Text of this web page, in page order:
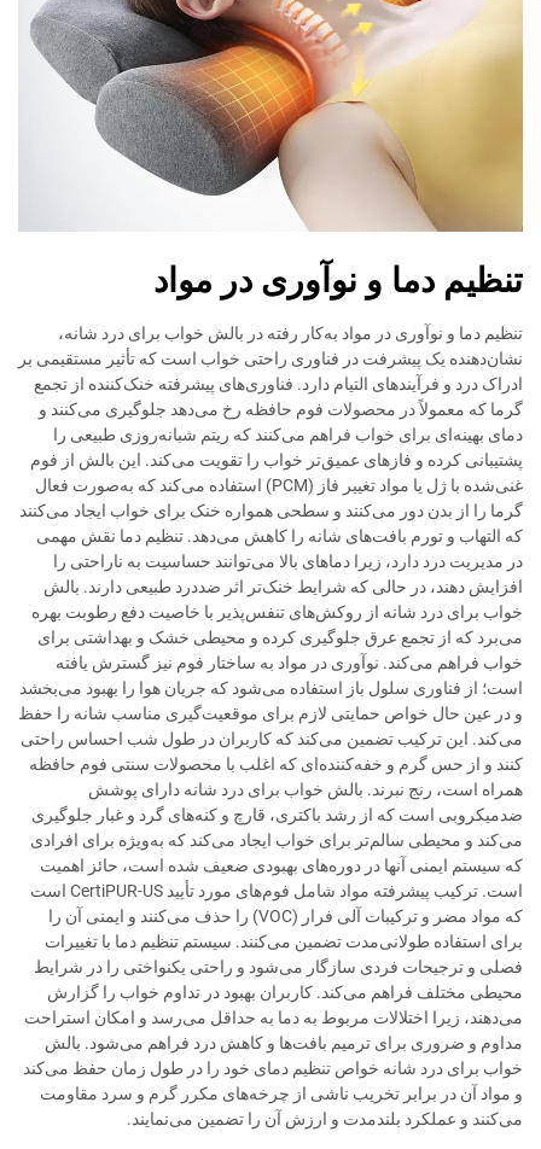
تنظیم دما و نوآوری در مواد
تنظیم دما و نوآوری در مواد به‌کار رفته در بالش خواب برای درد شانه،
نشان‌دهنده یک پیشرفت در فناوری راحتی خواب است که تأثیر مستقیمی بر
ادراک درد و فرآیندهای التیام دارد. فناوری‌های پیشرفته خنک‌کننده از تجمع
گرما که معمولاً در محصولات فوم حافظه رخ می‌دهد جلوگیری می‌کنند و
دمای بهینه‌ای برای خواب فراهم می‌کنند که ریتم شبانه‌روزی طبیعی را
پشتیبانی کرده و فازهای عمیق‌تر خواب را تقویت می‌کند. این بالش از فوم
غنی‌شده با ژل یا مواد تغییر فاز (PCM) استفاده می‌کند که به‌صورت فعال
گرما را از بدن دور می‌کنند و سطحی همواره خنک برای خواب ایجاد می‌کنند
که التهاب و تورم بافت‌های شانه را کاهش می‌دهد. تنظیم دما نقش مهمی
در مدیریت درد دارد، زیرا دماهای بالا می‌توانند حساسیت به ناراحتی را
افزایش دهند، در حالی که شرایط خنک‌تر اثر ضددرد طبیعی دارند. بالش
خواب برای درد شانه از روکش‌های تنفس‌پذیر با خاصیت دفع رطوبت بهره
می‌برد که از تجمع عرق جلوگیری کرده و محیطی خشک و بهداشتی برای
خواب فراهم می‌کند. نوآوری در مواد به ساختار فوم نیز گسترش یافته
است؛ از فناوری سلول باز استفاده می‌شود که جریان هوا را بهبود می‌بخشد
و در عین حال خواص حمایتی لازم برای موقعیت‌گیری مناسب شانه را حفظ
می‌کند. این ترکیب تضمین می‌کند که کاربران در طول شب احساس راحتی
کنند و از حس گرم و خفه‌کننده‌ای که اغلب با محصولات سنتی فوم حافظه
همراه است، رنج نبرند. بالش خواب برای درد شانه دارای پوشش
ضدمیکروبی است که از رشد باکتری، قارچ و کنه‌های گرد و غبار جلوگیری
می‌کند و محیطی سالم‌تر برای خواب ایجاد می‌کند که به‌ویژه برای افرادی
که سیستم ایمنی آنها در دوره‌های بهبودی ضعیف شده است، حائز اهمیت
است. ترکیب پیشرفته مواد شامل فوم‌های مورد تأیید CertiPUR-US است
که مواد مضر و ترکیبات آلی فرار (VOC) را حذف می‌کنند و ایمنی آن را
برای استفاده طولانی‌مدت تضمین می‌کنند. سیستم تنظیم دما با تغییرات
فصلی و ترجیحات فردی سازگار می‌شود و راحتی یکنواختی را در شرایط
محیطی مختلف فراهم می‌کند. کاربران بهبود در تداوم خواب را گزارش
می‌دهند، زیرا اختلالات مربوط به دما به حداقل می‌رسد و امکان استراحت
مداوم و ضروری برای ترمیم بافت‌ها و کاهش درد فراهم می‌شود. بالش
خواب برای درد شانه خواص تنظیم دمای خود را در طول زمان حفظ می‌کند
و مواد آن در برابر تخریب ناشی از چرخه‌های مکرر گرم و سرد مقاومت
می‌کنند و عملکرد بلندمدت و ارزش آن را تضمین می‌نمایند.